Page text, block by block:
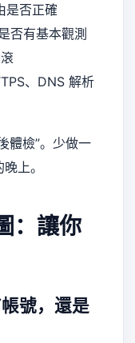
是否正確
否有基本觀測
、DNS 解析
體檢”。少做一
上。
：讓你
號，還是